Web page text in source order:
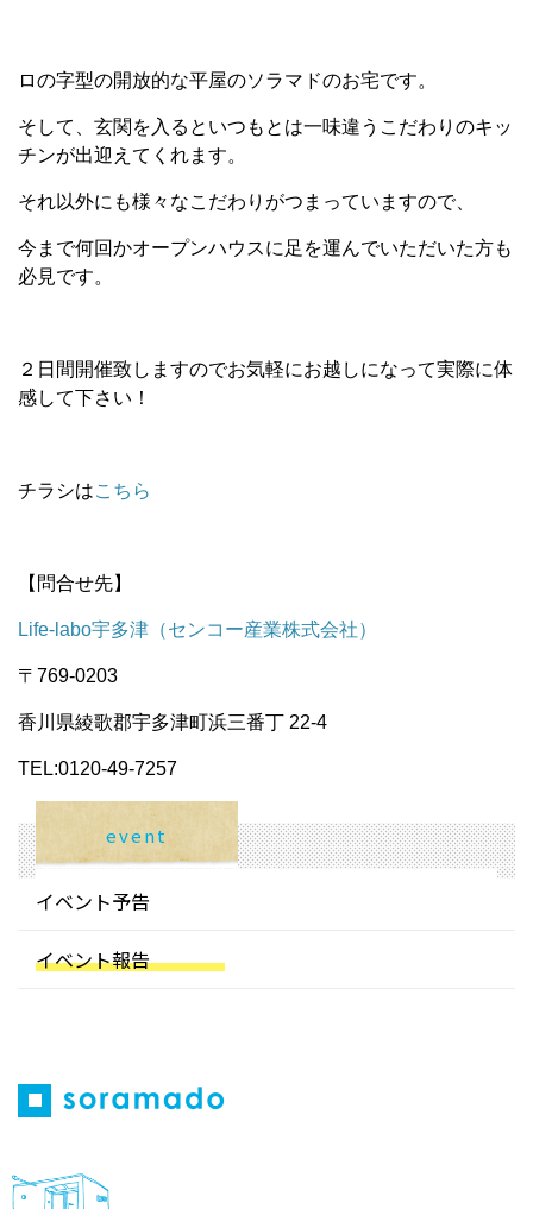
ロの字型の開放的な平屋のソラマドのお宅です。
そして、玄関を入るといつもとは一味違うこだわりのキッ
チンが出迎えてくれます。
それ以外にも様々なこだわりがつまっていますので、
今まで何回かオープンハウスに足を運んでいただいた方も
必見です。
２日間開催致しますのでお気軽にお越しになって実際に体
感して下さい！
チラシはこちら
【問合せ先】
Life-labo宇多津（センコー産業株式会社）
〒769-0203
香川県綾歌郡宇多津町浜三番丁 22-4
TEL:0120-49-7257
event
イベント予告
イベント報告